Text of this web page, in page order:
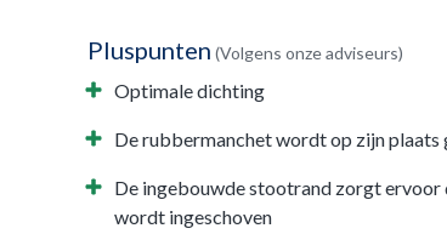
Pluspunten (Volgens onze adviseurs)
Optimale dichting
De rubbermanchet wordt op zijn plaats
De ingebouwde stootrand zorgt ervoor
wordt ingeschoven